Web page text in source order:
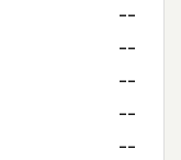
--
--
--
--
--